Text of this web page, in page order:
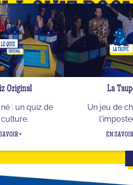
À QUIZ Ceci
Original
: un quiz de
+
La
Un jeu de
EN